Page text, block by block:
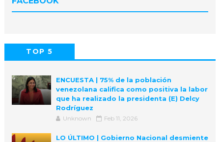
TOP 5
ENCUESTA | 75% de la población
venezolana califica como positiva la labor
que ha realizado la presidenta (E) Delcy
Rodríguez
Unknown Feb 11, 2026
LO ÚLTIMO | Gobierno Nacional desmiente